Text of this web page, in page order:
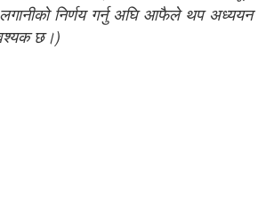
लगानीको निर्णय गर्नु अघि आफैले थप अध्ययन
छ।)